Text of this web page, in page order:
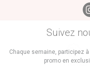
Suivez
Chaque semaine, participez
promo enPromos